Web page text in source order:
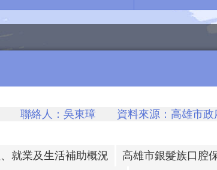
聯絡人：吳東璋 資料來源：高雄市
就業及生活補助概況
高雄市銀髮族口腔